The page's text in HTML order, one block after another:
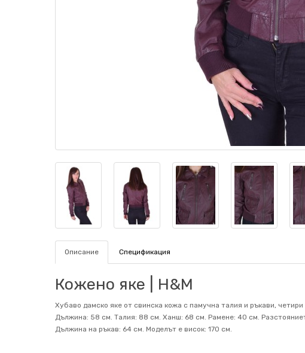
Описание Спецификация
Кожено яке | H&M
Хубаво дамско яке от свинска кожа с памучна талия и ръкави,
Дължина: 58 см. Талия: 88 см. Ханш: 68 см. Рамене: 40 см.
Дължина на ръкав: 64 см. Mоделът е висок: 170 см.